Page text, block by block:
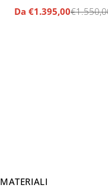
Prezzo
Da €1.395,00
Prezzo
MATERIALI